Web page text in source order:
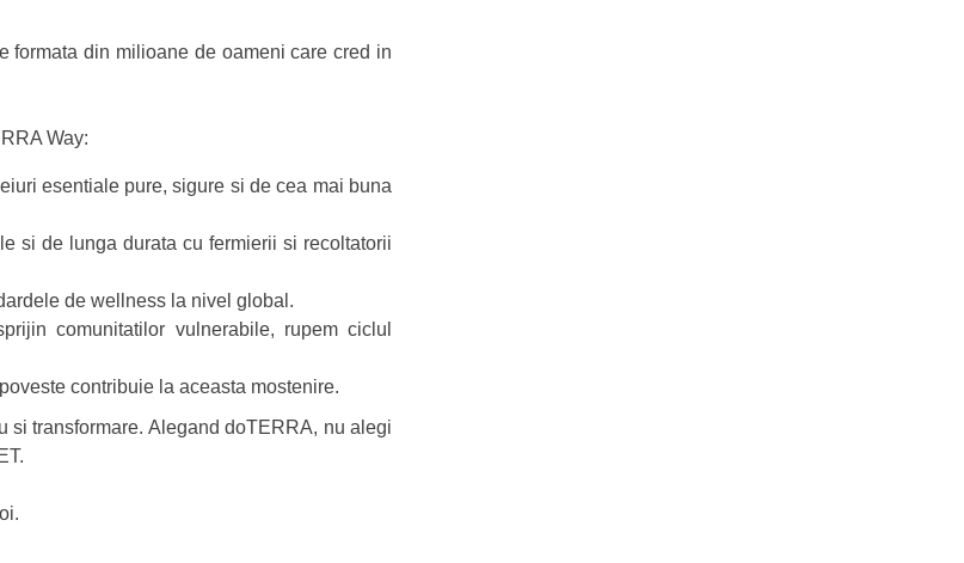
formata din milioane de oameni care cred in
Way:
esentiale pure, sigure si de cea mai buna
si de lunga durata cu fermierii si recoltatorii
de wellness la nivel global.
comunitatilor vulnerabile, rupem ciclul
contribuie la aceasta mostenire.
transformare. Alegand doTERRA, nu alegi